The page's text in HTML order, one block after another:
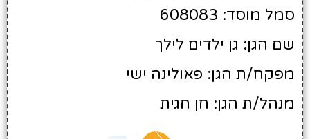
סמל מוסד: 608083
שם הגן: גן ילדים לילך
מפקח/ת הגן: פאולינה ישי
מנהל/ת הגן: חן חגית